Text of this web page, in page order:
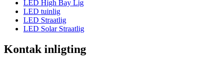
LED High Bay Lig
LED tuinlig
LED Straatlig
LED Solar Straatlig
Kontak inligting